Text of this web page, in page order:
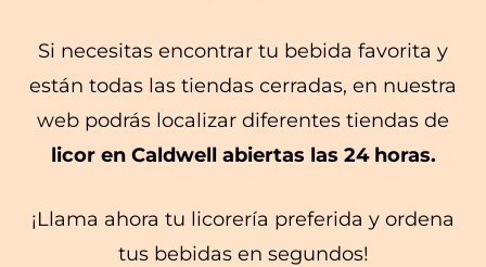
Si necesitas encontrar tu bebida favorita y
están todas las tiendas cerradas, en nuestra
web podrás localizar diferentes tiendas de
licor en Caldwell abiertas las 24 horas.
¡Llama ahora tu licorería preferida y ordena
tus bebidas en segundos!